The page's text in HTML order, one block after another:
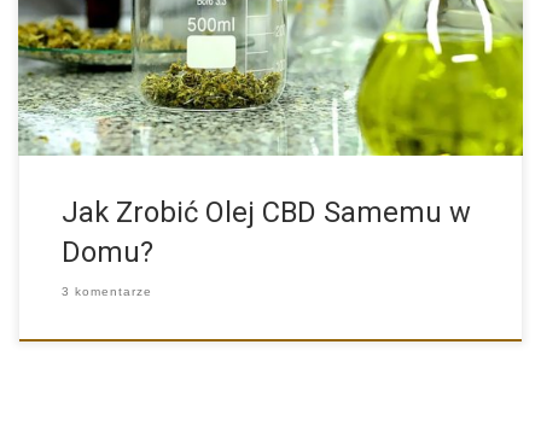
konopi […]
Jak Zrobić Olej CBD Samemu w
Domu?
3 komentarze